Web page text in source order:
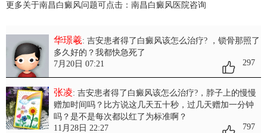
更多关于南昌白癜风问题可点击： 南昌白癜风医院咨询
华璟羲: 吉安患者得了白癜风该怎么治疗?
，锁骨那照了
多久好的？我都快急死了
7月20日 07:21
297
张凌: 吉安患者得了白癜风该怎么治疗? ，脖子上的慢慢
赠加时间吗？比方说这几天五十秒，过几天赠加一分钟
吗？是不是每次都以红了为标准啊？
11月28日 22:27
797